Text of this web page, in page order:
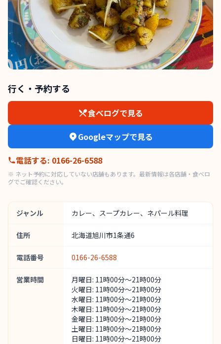
行く・予約する
食べログで見る
Googleマップで見る
電話する: 0166-26-6588
※ ネット予約に対応していない店舗もあります。最新情報は各店舗・食べロ
グでご確認ください。
ジャンル カレー、スープカレー、ネパール料理
住所 北海道旭川市1条通6
電話番号 0166-26-6588
営業時間
月曜日: 11時00分～21時00分
火曜日: 11時00分～21時00分
水曜日: 11時00分～21時00分
木曜日: 11時00分～21時00分
金曜日: 11時00分～21時00分
土曜日: 11時00分～21時00分
日曜日: 11時00分～21時00分